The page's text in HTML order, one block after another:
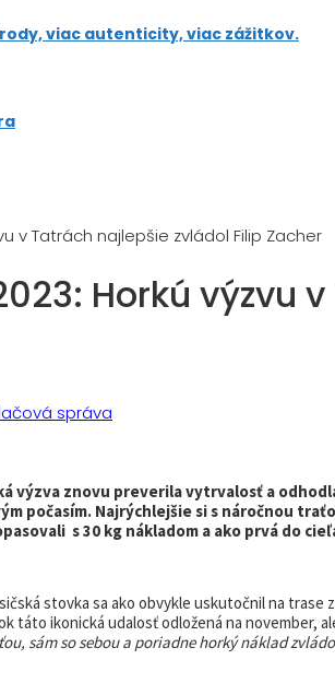
viac autenticity, viac zážitkov.
v Tatrách najlepšie zvládol Filip Zacher
Horkú výzvu
správa
výzva znovu preverila vytrvalosť a
počasím. Najrýchlejšie si s náročnou
s 30 kg nákladom a ako prvá do
stovka sa ako obvykle uskutočnil na
táto ikonická udalosť odložená na november,
sám so sebou a poriadne horký náklad